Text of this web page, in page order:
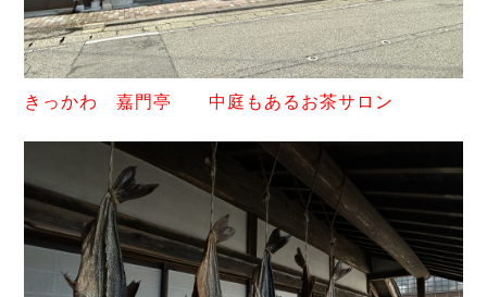
きっかわ 嘉門亭 中庭もあるお茶サロン